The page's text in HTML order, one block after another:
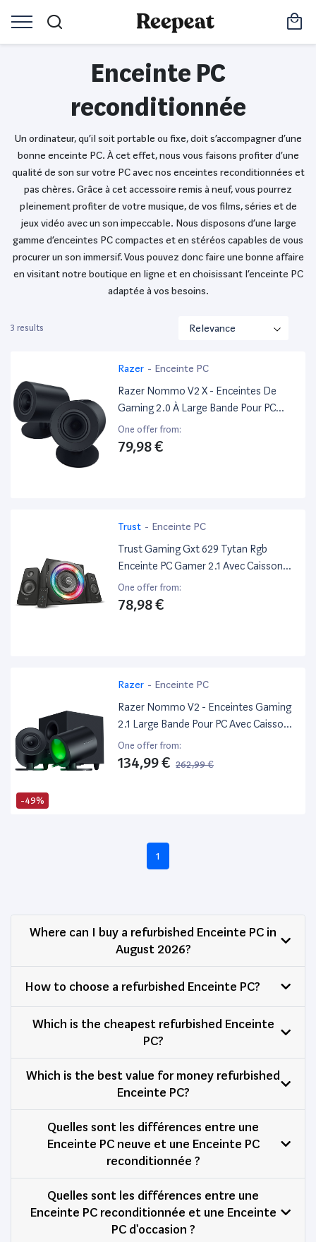
Enceinte PC
reconditionnée
Un ordinateur, qu’il soit portable ou fixe, doit s’accompagner d’une
bonne enceinte PC. À cet effet, nous vous faisons profiter d’une
qualité de son sur votre PC avec nos enceintes reconditionnées et
pas chères. Grâce à cet accessoire remis à neuf, vous pourrez
pleinement profiter de votre musique, de vos films, séries et de
jeux vidéo avec un son impeccable. Nous disposons d’une large
gamme d’enceintes PC compactes et en stéréos capables de vous
procurer un son immersif. Vous pouvez donc faire une bonne affaire
en visitant notre boutique en ligne et en choisissant l’enceinte PC
adaptée à vos besoins.
3 results
Razer - Enceinte PC
Razer Nommo V2 X - Enceintes De
Gaming 2.0 À Large Bande Pour PC
(Deux Haut-Parleurs À Large Bande De
3 Pouces, Thx Spatial Audio,
One offer from:
79,98 €
Trust - Enceinte PC
Trust Gaming Gxt 629 Tytan Rgb
Enceinte PC Gamer 2.1 Avec Caisson
De Basses, 120 W, Led Rgb,
Télécommande Sans Fil, Haut Parleur
One offer from:
78,98 €
-49%
Razer - Enceinte PC
Razer Nommo V2 - Enceintes Gaming
2.1 Large Bande Pour PC Avec Caisson
De Basses Filaire (Haut-Parleurs Large
Bande De 3 Pouces Avec Bouchons De
One offer from:
134,99 € 262,99 €
1
Where can I buy a refurbished Enceinte PC in
August 2026?
How to choose a refurbished Enceinte PC?
Which is the cheapest refurbished Enceinte
PC?
Which is the best value for money refurbished
Enceinte PC?
Quelles sont les différences entre une
Enceinte PC neuve et une Enceinte PC
reconditionnée ?
Quelles sont les différences entre une
Enceinte PC reconditionnée et une Enceinte
PC d'occasion ?